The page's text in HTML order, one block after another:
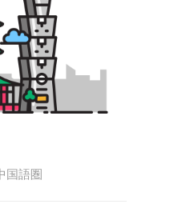
国語圏